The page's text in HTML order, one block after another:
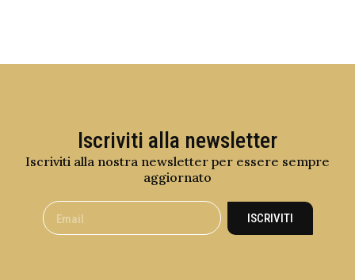
Iscriviti alla newsletter
Iscriviti alla nostra newsletter per essere sempre
aggiornato
ISCRIVITI